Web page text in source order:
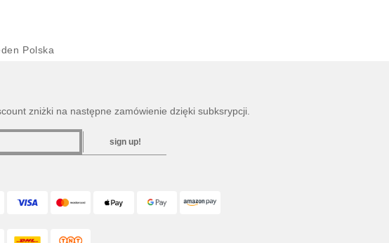
Polska
zniżki na następne zamówienie dzięki subksrypcji.
sign up!